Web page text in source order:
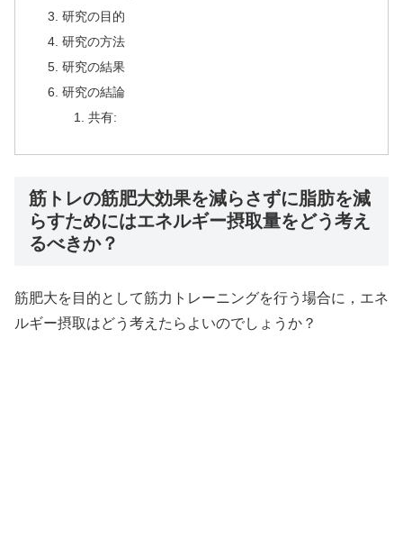
研究の目的
研究の方法
研究の結果
研究の結論
共有:
筋トレの筋肥大効果を減らさずに脂肪を減
らすためにはエネルギー摂取量をどう考え
るべきか？
筋肥大を目的として筋力トレーニングを行う場合に，エネ
ルギー摂取はどう考えたらよいのでしょうか？